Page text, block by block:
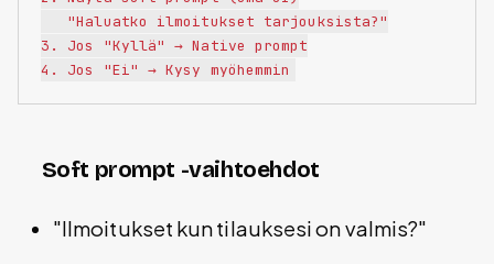
   "Haluatko ilmoitukset tarjouksista?"
3. Jos "Kyllä" → Native prompt
Soft prompt -vaihtoehdot
"Ilmoitukset kun tilauksesi on valmis?"